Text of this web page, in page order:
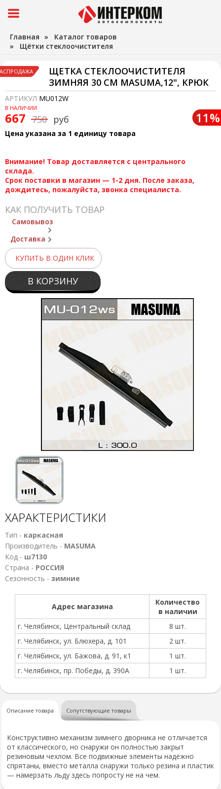
Главная » Каталог товаров
» Щётки стеклоочистителя
ЩЕТКА СТЕКЛООЧИСТИТЕЛЯ
ЗИМНЯЯ 30 СМ MASUMA,12", КРЮК
АРТИКУЛ MU012W
В НАЛИЧИИ
667 750 руб 11%
Цена указана за 1 единицу товара
Внимание! Товар доставляется с центрального
склада.
Срок поставки в магазин — 1-2 дня. После заказа,
дождитесь, пожалуйста, звонка специалиста.
КАК ПОЛУЧИТЬ ТОВАР
Самовывоз
Доставка
КУПИТЬ В ОДИН КЛИК
В КОРЗИНУ
ХАРАКТЕРИСТИКИ
Тип - каркасная
Производитель - MASUMA
Код - ш7130
Страна - РОССИЯ
Сезонность - зимние
Адрес магазина
Количество
в наличии
г. Челябинск, Центральный склад
8 шт.
г. Челябинск, ул. Блюхера, д. 101
2 шт.
г. Челябинск, ул. Бажова, д. 91, к1
1 шт.
г. Челябинск, пр. Победы, д. 390А
1 шт.
Описание товара Сопутствующие товары
Конструктивно механизм зимнего дворника не отличается
от классического, но снаружи он полностью закрыт
резиновым чехлом. Все подвижные элементы надёжно
спрятаны, вместо металла снаружи только резина и пластик
— намерзать льду здесь попросту не на чем.